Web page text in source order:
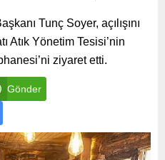
Tunç Soyer, açılışını
Atık Yönetim Tesisi’nin
ziyaret etti.
Gönder